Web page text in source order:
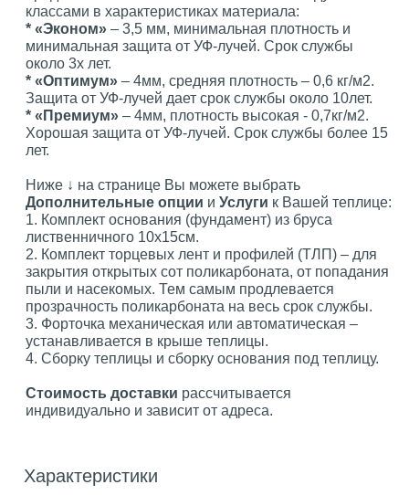
классами в характеристиках материала:
* «Эконом» – 3,5 мм, минимальная плотность и
минимальная защита от УФ-лучей. Срок службы
около 3х лет.
* «Оптимум» – 4мм, средняя плотность – 0,6 кг/м2.
Защита от УФ-лучей дает срок службы около 10лет.
* «Премиум» – 4мм, плотность высокая - 0,7кг/м2.
Хорошая защита от УФ-лучей. Срок службы более 15
лет.
Ниже ↓ на странице Вы можете выбрать
Дополнительные опции и Услуги к Вашей теплице:
1. Комплект основания (фундамент) из бруса
лиственничного 10х15см.
2. Комплект торцевых лент и профилей (ТЛП) – для
закрытия открытых сот поликарбоната, от попадания
пыли и насекомых. Тем самым продлевается
прозрачность поликарбоната на весь срок службы.
3. Форточка механическая или автоматическая –
устанавливается в крыше теплицы.
4. Сборку теплицы и сборку основания под теплицу.
Стоимость доставки рассчитывается
индивидуально и зависит от адреса.
Характеристики